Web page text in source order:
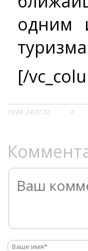
одним
[/
19:24 24.07.12 0